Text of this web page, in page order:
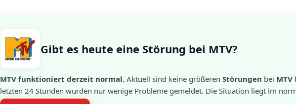
Gibt es heute eine Störung bei MTV?
MTV funktioniert derzeit normal. Aktuell sind keine größeren Störungen bei MTV
letzten 24 Stunden wurden nur wenige Probleme gemeldet. Die Situation liegt im